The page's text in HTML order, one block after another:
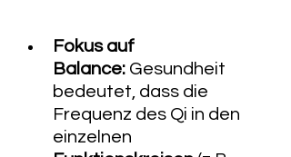
Fokus auf
Balance: Gesundheit
bedeutet, dass die
Frequenz des Qi in den
einzelnen